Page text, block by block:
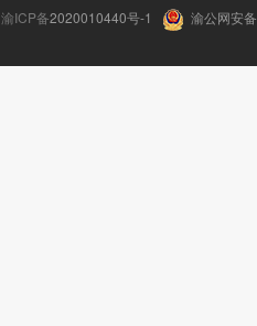
渝ICP备2020010440号-1 渝公网安